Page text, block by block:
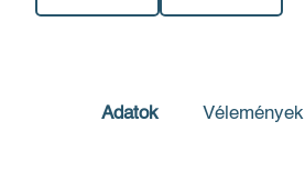
Adatok Vélemények